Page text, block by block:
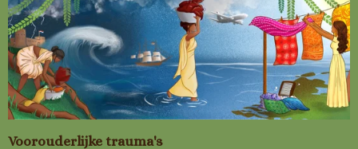
Voorouderlijke trauma's